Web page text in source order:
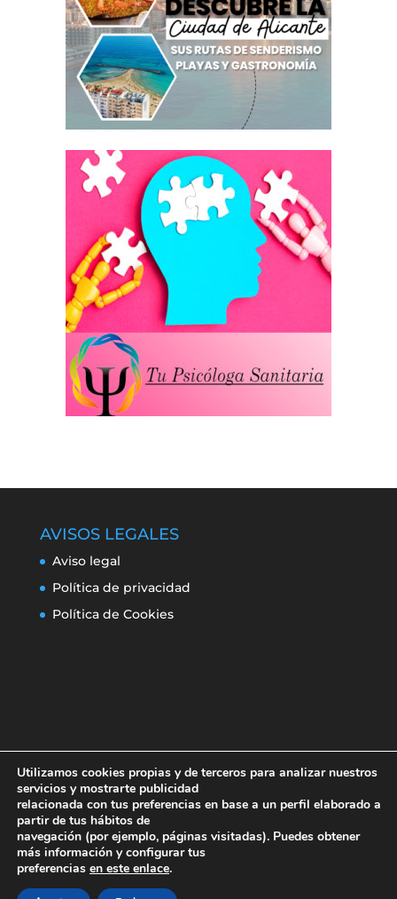
AVISOS LEGALES
Aviso legal
Política de privacidad
Política de Cookies
Aviso legal
Política de privacidad
Política de Cookies
Utilizamos cookies propias y de terceros para analizar nuestros
servicios y mostrarte publicidad
relacionada con tus preferencias en base a un perfil elaborado a
partir de tus hábitos de
navegación (por ejemplo, páginas visitadas). Puedes obtener
más información y configurar tus
preferencias en este enlace.